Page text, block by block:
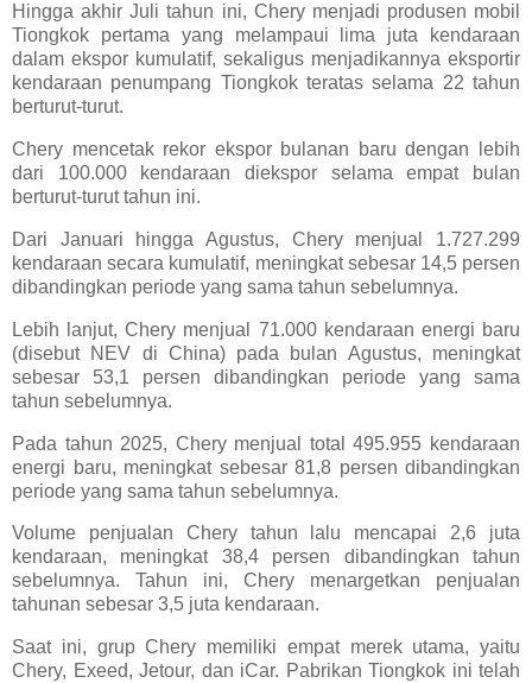
Hingga akhir Juli tahun ini, Chery menjadi produsen mobil
Tiongkok pertama yang melampaui lima juta kendaraan
dalam ekspor kumulatif, sekaligus menjadikannya eksportir
kendaraan penumpang Tiongkok teratas selama 22 tahun
berturut-turut.
Chery mencetak rekor ekspor bulanan baru dengan lebih
dari 100.000 kendaraan diekspor selama empat bulan
berturut-turut tahun ini.
Dari Januari hingga Agustus, Chery menjual 1.727.299
kendaraan secara kumulatif, meningkat sebesar 14,5 persen
dibandingkan periode yang sama tahun sebelumnya.
Lebih lanjut, Chery menjual 71.000 kendaraan energi baru
(disebut NEV di China) pada bulan Agustus, meningkat
sebesar 53,1 persen dibandingkan periode yang sama
tahun sebelumnya.
Pada tahun 2025, Chery menjual total 495.955 kendaraan
energi baru, meningkat sebesar 81,8 persen dibandingkan
periode yang sama tahun sebelumnya.
Volume penjualan Chery tahun lalu mencapai 2,6 juta
kendaraan, meningkat 38,4 persen dibandingkan tahun
sebelumnya. Tahun ini, Chery menargetkan penjualan
tahunan sebesar 3,5 juta kendaraan.
Saat ini, grup Chery memiliki empat merek utama, yaitu
Chery, Exeed, Jetour, dan iCar. Pabrikan Tiongkok ini telah